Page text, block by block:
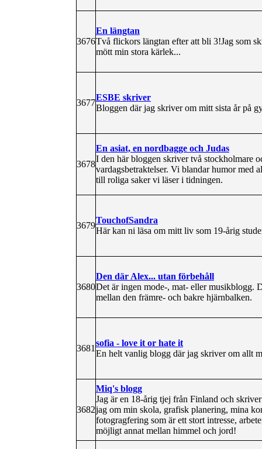
3676
En längtan
Två flickors längtan efter att bli 3!Jag som
mött min stora kärlek...
3677
ESBE skriver
Bloggen där jag skriver om mitt sista år på
3678
En asiat, en nordbagge och Judas
I den här bloggen skriver två stockholmare
vardagsbetraktelser. Vi blandar humor
till roliga saker vi läser i tidningen.
3679
TouchofSandra
Här kan ni läsa om mitt liv som 19-årig
3680
Den där Alex... utan förbehåll
Det är ingen mode-, mat- eller musikblogg.
mellan den främre- och bakre hjärnbalken.
3681
sofia - love it or hate it
En helt vanlig blogg där jag skriver om allt
3682
Miq's blogg
Jag är en 18-årig tjej från Finland och
jag om min skola, grafisk planering, mina
fotogragfering som är ett stort intresse,
möjligt annat mellan himmel och jord!